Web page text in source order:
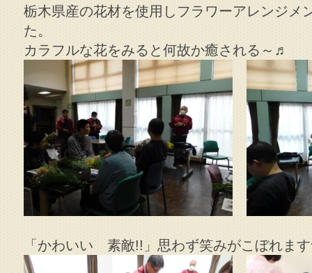
栃木県産の花材を使用しフラワーアレンジメ
た。
カラフルな花をみると何故か癒される～♬
「かわいい 素敵!!」思わず笑みがこぼれま